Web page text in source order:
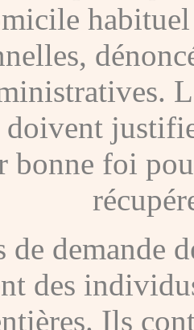
bonne foi
de demande
des
Ils